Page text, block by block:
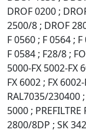
DROF 0200 ;
2500/8 ; DROF
F 0560 ; F 0564 ;
F 0584 ; F28/8 ;
5000-FX 5002-FX
FX 6002 ; FX
RAL7035/230400 ;
5000 ;
2800/8DP ; SK